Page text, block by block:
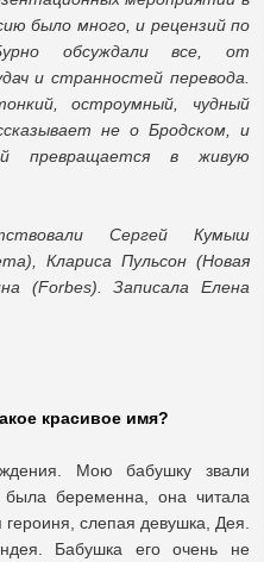
было много, и рецензий по
обсуждали все, от
и странностей перевода.
остроумный, чудный
не о Бродском, и
превращается в живую
Сергей Кумыш
Клариса Пульсон (Новая
(Forbes). Записала Елена
красивое имя?
Мою бабушку звали
беременна, она читала
героиня, слепая девушка, Дея.
Бабушка его очень не